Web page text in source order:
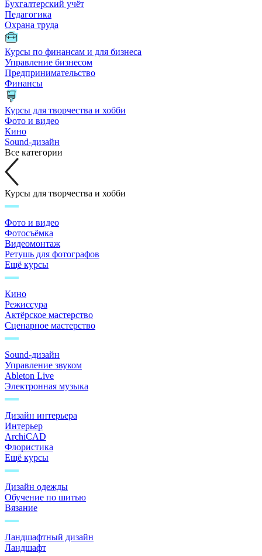
Бухгалтерский учёт
Педагогика
Охрана труда
Курсы по финансам и для бизнеса
Управление бизнесом
Предпринимательство
Финансы
Курсы для творчества и хобби
Фото и видео
Кино
Sound-дизайн
Все категории
Курсы для творчества и хобби
Фото и видео
Фотосъёмка
Видеомонтаж
Ретушь для фотографов
Ещё курсы
Кино
Режиссура
Актёрское мастерство
Сценарное мастерство
Sound-дизайн
Управление звуком
Ableton Live
Электронная музыка
Дизайн интерьера
Интерьер
ArchiCAD
Флористика
Ещё курсы
Дизайн одежды
Обучение по шитью
Вязание
Ландшафтный дизайн
Ландшафт